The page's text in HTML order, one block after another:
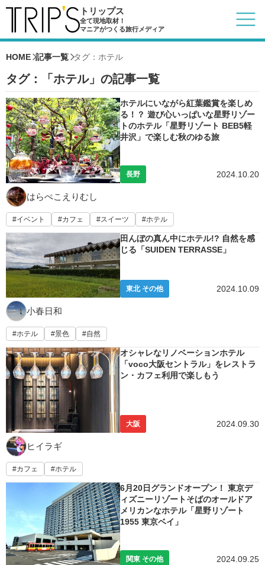
トリップス
全て現地取材！
マニアがつくる旅行メディア
HOME 記事一覧 タグ：ホテル
タグ：「ホテル」の記事一覧
ホテルにいながら紅葉鑑賞を楽しめ
る！？ 遊び心いっぱいな星野リゾー
トのホテル「星野リゾート BEB5軽
井沢」で楽しむ秋のゆる旅
長野 2024.10.20
はらぺこえりむし
イベント カフェ スイーツ ホテル
田んぼの真ん中にホテル!? 自然を感
じる「SUIDEN TERRASSE」
東北 その他 2024.10.09
小春日和
ホテル 景色 自然
オシャレなリノベーションホテル
「voco大阪セントラル」をレストラ
ン・カフェ利用で楽しもう
大阪 2024.09.30
ヒイラギ
カフェ ホテル
6月20日グランドオープン！ 東京デ
ィズニーリゾートそばのオールドア
メリカンなホテル「星野リゾート
1955 東京ベイ」
関東 その他 2024.09.25